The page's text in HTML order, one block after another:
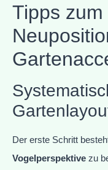
Tipps
Der erste Schritt
Vogelperspektive zu